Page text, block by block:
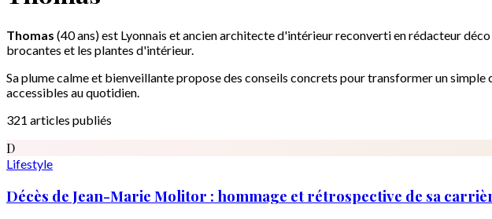
Thomas (40 ans) est Lyonnais et ancien architecte d'intérieur reconverti en rédacteur
brocantes et les plantes d'intérieur.
Sa plume calme et bienveillante propose des conseils concrets pour transformer un
accessibles au quotidien.
321 articles publiés
D
Lifestyle
Décès de Jean-Marie Molitor : hommage et rétrospective de sa